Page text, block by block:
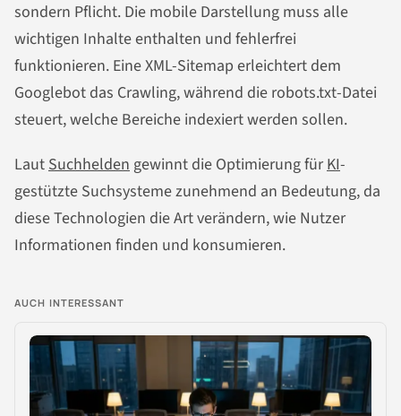
sondern Pflicht. Die mobile Darstellung muss alle
wichtigen Inhalte enthalten und fehlerfrei
funktionieren. Eine XML-Sitemap erleichtert dem
Googlebot das Crawling, während die robots.txt-Datei
steuert, welche Bereiche indexiert werden sollen.
LautSuchheldengewinnt die Optimierung fürKI-
gestützte Suchsysteme zunehmend an Bedeutung, da
diese Technologien die Art verändern, wie Nutzer
Informationen finden und konsumieren.
AUCH INTERESSANT